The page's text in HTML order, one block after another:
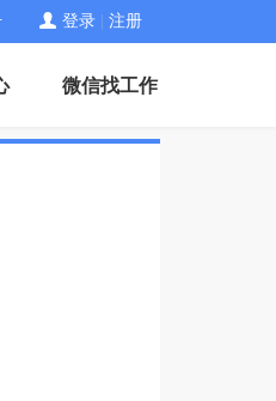
登录 注册
微信找工作